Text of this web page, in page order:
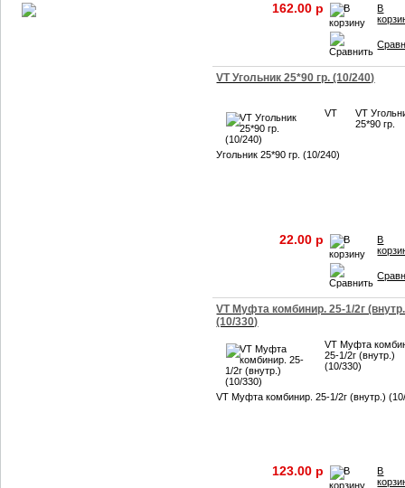
162.00 p
В
VT Угольник 25*90 гр. (10/240)
VT
Угольник 25*90 гр. (10/240)
VT
25*90 гр.
22.00 p
В
VT Муфта комбинир. 25-1/2г
(10/330)
VT Муфта
25-1/2г (внутр.)
(10/330)
VT Муфта комбинир. 25-1/2г (внутр.)
123.00 p
В